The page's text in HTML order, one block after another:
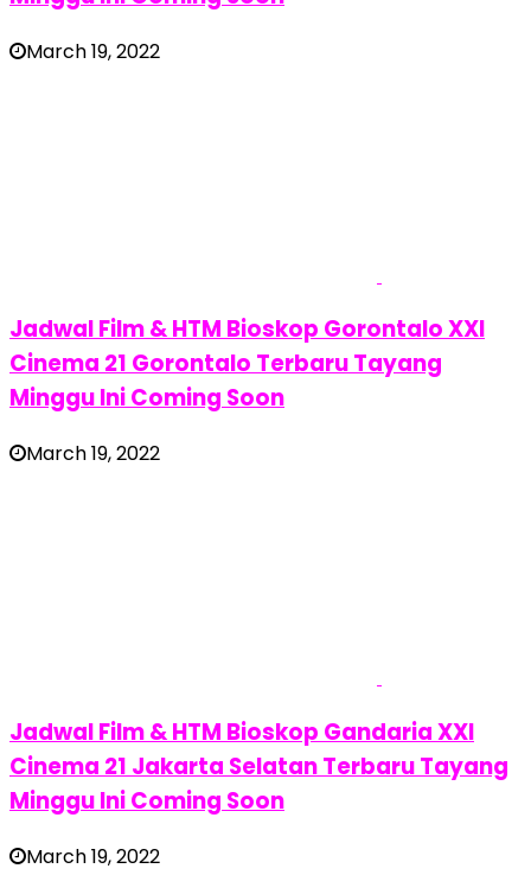
March 19, 2022
Jadwal Film & HTM Bioskop Gorontalo XXI
Cinema 21 Gorontalo Terbaru Tayang
Minggu Ini Coming Soon
March 19, 2022
Jadwal Film & HTM Bioskop Gandaria XXI
Cinema 21 Jakarta Selatan Terbaru Tayang
Minggu Ini Coming Soon
March 19, 2022